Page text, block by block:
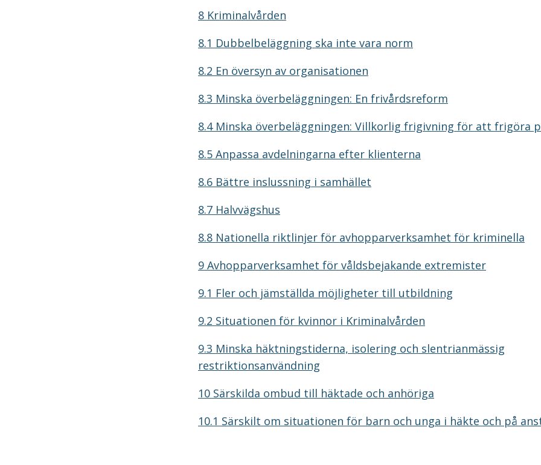
8 Kriminalvården
8.1 Dubbelbeläggning ska inte vara norm
8.2 En översyn av organisationen
8.3 Minska överbeläggningen: En frivårdsreform
8.4 Minska överbeläggningen: Villkorlig frigivning för att frigöra
8.5 Anpassa avdelningarna efter klienterna
8.6 Bättre inslussning i samhället
8.7 Halvvägshus
8.8 Nationella riktlinjer för avhopparverksamhet för kriminella
9 Avhopparverksamhet för våldsbejakande extremister
9.1 Fler och jämställda möjligheter till utbildning
9.2 Situationen för kvinnor i Kriminalvården
9.3 Minska häktningstiderna, isolering och slentrianmässig
restriktionsanvändning
10 Särskilda ombud till häktade och anhöriga
10.1 Särskilt om situationen för barn och unga i häkte och på